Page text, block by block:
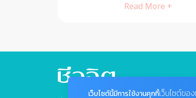
Read More +
เว็บไซต์นี้มีการใช้งานคุกกี้เว็บไซต์ขอ